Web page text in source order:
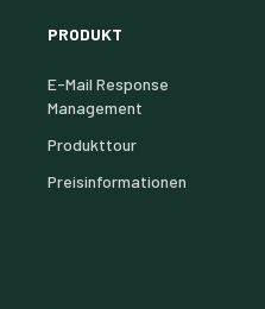
PRODUKT
E-Mail Response
Management
Produkttour
Preisinformationen